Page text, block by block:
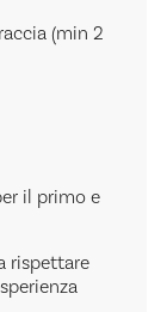
(min 2
il primo e
rispettare